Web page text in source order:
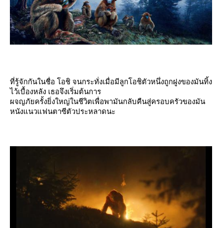
ที่รู้จักกันในชื่อ โอชิ จนกระทั่งเมื่อมีลูกโอชิตัวหนึ่งถูกฝูงของมันทิ้ง
ไว้เบื้องหลัง เธอจึงเริ่มต้นการ
ผจญภัยครั้งยิ่งใหญ่ในชีวิตเพื่อพามันกลับคืนสู่ครอบครัวของมัน
หนังแนวแฟนตาซีตัวประหลาดนะ